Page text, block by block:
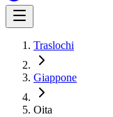
Traslochi
Giappone
Oita